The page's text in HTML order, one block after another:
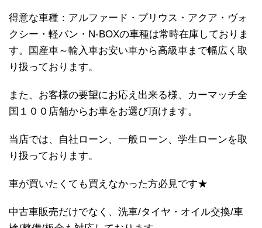
得意な車種：アルファード・プリウス・アクア・ヴォ
クシー・軽バン・N-BOXの車種は常時在庫しておりま
す。国産車～輸入車お安い車から高級車まで幅広く取
り扱っております。
また、お客様の要望にお応え出来る様、カーマッチ全
国１００店舗からお車をお選び頂けます。
当店では、自社ローン、一般ローン、学生ローンを取
り扱っております。
車が買いたくても買えなかった方必見です★
中古車販売だけでなく、洗車/タイヤ・オイル交換/車